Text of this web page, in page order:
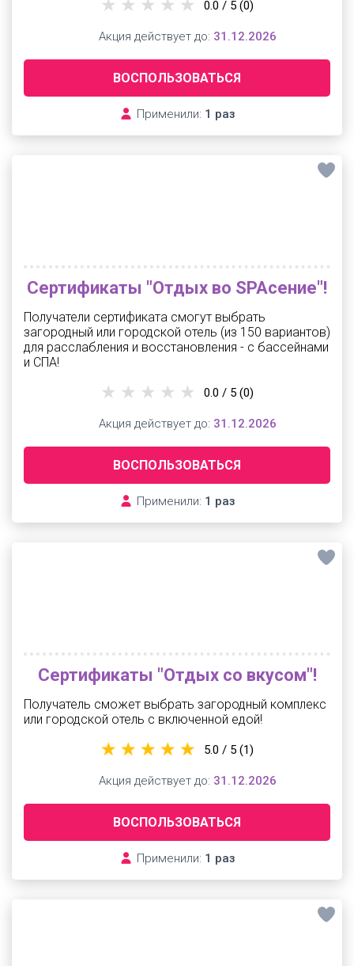
ВОСПОЛЬЗОВАТЬСЯ
Применили: 1 раз
0.0 / 5 (0)
Акция действует до: 31.12.2026
Сертификаты "Отдых во SPAсение"!
Получатели сертификата смогут выбрать
загородный или городской отель (из 150 вариантов)
для расслабления и восстановления - с бассейнами
и СПА!
ВОСПОЛЬЗОВАТЬСЯ
Применили: 1 раз
0.0 / 5 (0)
Акция действует до: 31.12.2026
Сертификаты "Отдых со вкусом"!
Получатель сможет выбрать загородный комплекс
или городской отель с включенной едой!
ВОСПОЛЬЗОВАТЬСЯ
Применили: 1 раз
5.0 / 5 (1)
Акция действует до: 31.12.2026